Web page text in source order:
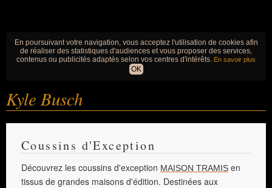
En poursuivant votre navigation, vous acceptez l'utilisation de cookies afin
de réaliser des statistiques d'audiences et vous proposer des services,
contenus ou publicités adaptés selon vos centres d'intérêts. En savoir plus
OK
Kyle Busch
Coussins d'Exception
Découvrez les coussins d'exception MAISON TRAMIS en
tissus de grandes maisons d'édition. Destinées aux